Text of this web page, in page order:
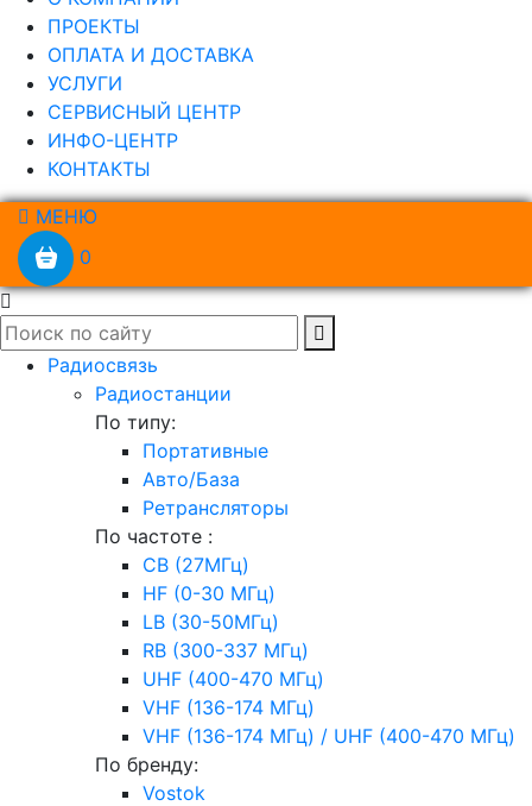
ПРОЕКТЫ
ОПЛАТА И ДОСТАВКА
УСЛУГИ
СЕРВИСНЫЙ ЦЕНТР
ИНФО-ЦЕНТР
КОНТАКТЫ
МЕНЮ
0
Радиосвязь
Радиостанции
По типу:
Портативные
Авто/База
Ретрансляторы
По частоте :
CB (27МГц)
HF (0-30 МГц)
LB (30-50МГц)
RB (300-337 МГц)
UHF (400-470 МГц)
VHF (136-174 МГц)
VHF (136-174 МГц) / UHF (400-470 МГц)
По бренду:
Vostok